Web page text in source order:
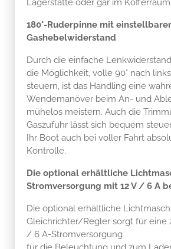
Lagerstätte oder gar im
180°-Ruderpinne mit
Gashebelwiderstand
Durch die einfache
die Möglichkeit, volle 90° nach
steuern, ist das Handling eine
Wendemanöver beim An- und
mühelos meistern. Auch die
Gaszufuhr lässt sich bequem
Ihr Boot auch bei voller Fahrt
Kontrolle.
Die optional erhältliche
Stromversorgung mit 12 V / 6 A
Die optional erhältliche
Gleichrichter/Regler sorgt für eine
/ 6 A-Stromversorgung